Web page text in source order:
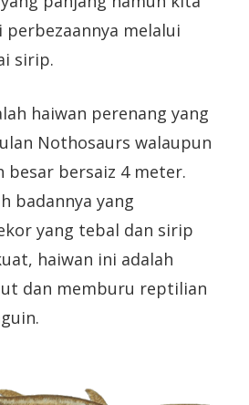
melalui
sirip.
haiwan perenang yang
Nothosaurs walaupun
besar bersaiz 4 meter.
badannya yang
yang tebal dan sirip
haiwan ini adalah
dan memburu reptilian